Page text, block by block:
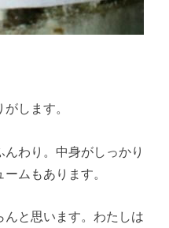
します。
わり。中身がしっかり
ムもあります。
と思います。わたしは